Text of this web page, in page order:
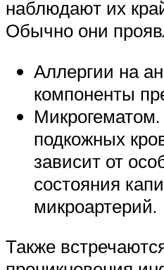
наблюдают их
Обычно они
Аллергии на
компоненты
подкожных
зависит от
состояния
микроартерий.
Также